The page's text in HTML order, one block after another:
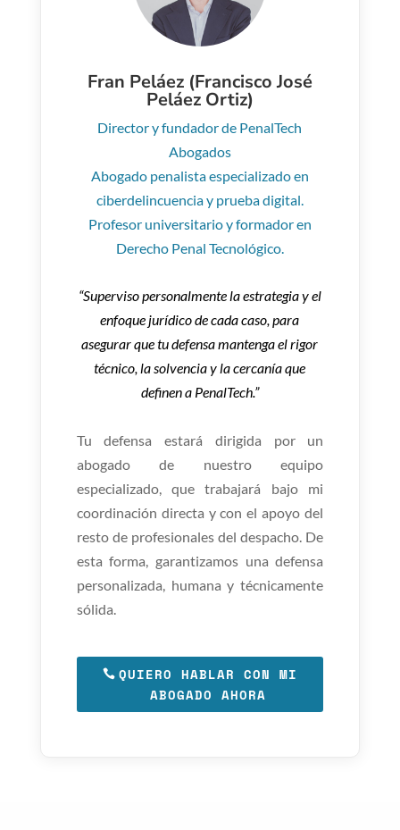
Fran Peláez (Francisco José
Peláez Ortiz)
Director y fundador de PenalTech
Abogados
Abogado penalista especializado en
ciberdelincuencia y prueba digital.
Profesor universitario y formador en
Derecho Penal Tecnológico.
“Superviso personalmente la estrategia y el
enfoque jurídico de cada caso, para
asegurar que tu defensa mantenga el rigor
técnico, la solvencia y la cercanía que
definen a PenalTech.”
Tu defensa estará dirigida por un
abogado de nuestro equipo
especializado, que trabajará bajo mi
coordinación directa y con el apoyo del
resto de profesionales del despacho. De
esta forma, garantizamos una defensa
personalizada, humana y técnicamente
sólida.
QUIERO HABLAR CON MI
ABOGADO AHORA